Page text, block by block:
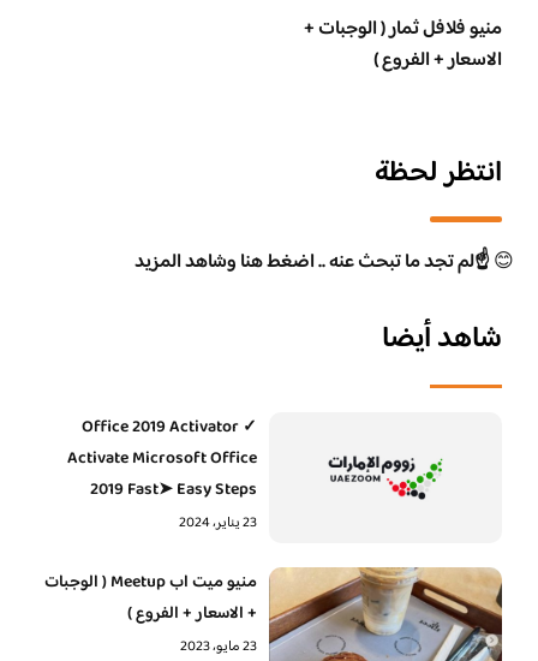
منيو فلافل ثمار ( الوجبات +
الاسعار + الفروع )
انتظر لحظة
😊☝️لم تجد ما تبحث عنه .. اضغط هنا وشاهد المزيد
شاهد أيضا
Office 2019 Activator ✓
Activate Microsoft Office
2019 Fast➤ Easy Steps
23 يناير، 2024
منيو ميت اب Meetup ( الوجبات
+ الاسعار + الفروع )
23 مايو، 2023